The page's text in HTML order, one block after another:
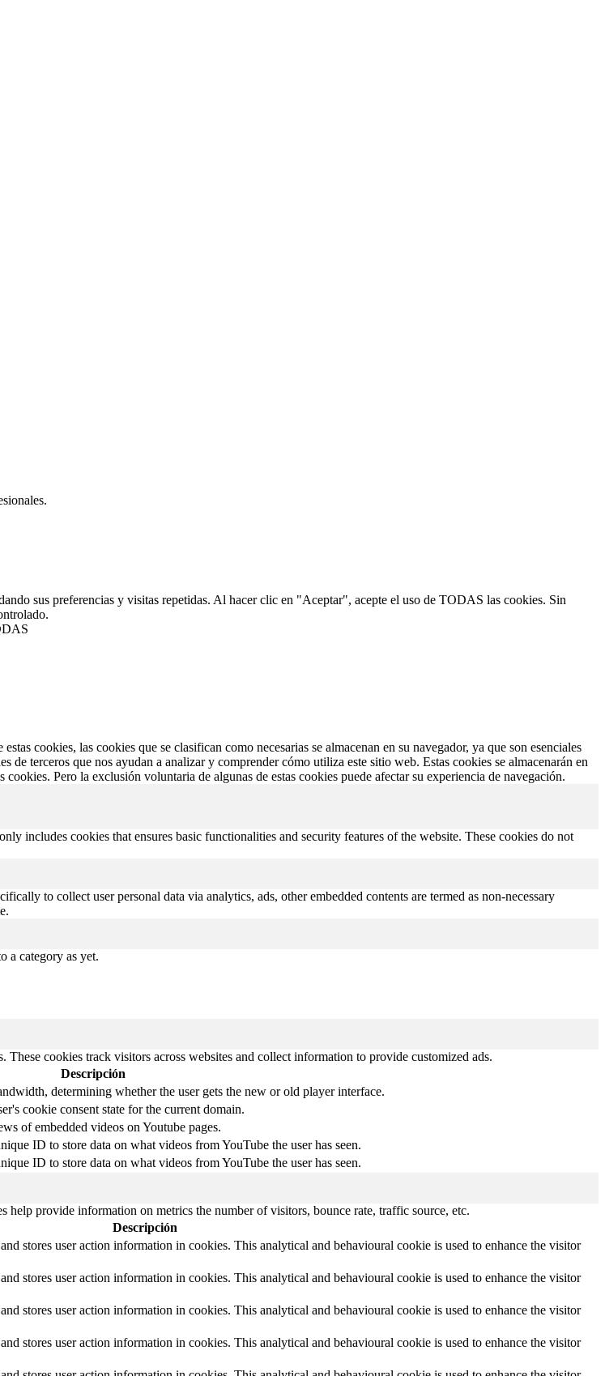
sus preferencias y visitas repetidas. Al hacer clic en "Aceptar", acepte el uso de TODAS las cookies. Sin
cookies, las cookies que se clasifican como necesarias se almacenan en su navegador, ya que son esenciales
terceros que nos ayudan a analizar y comprender cómo utiliza este sitio web. Estas cookies se almacenarán en
Pero la exclusión voluntaria de algunas de estas cookies puede afectar su experiencia de navegación.
includes cookies that ensures basic functionalities and security features of the website. These cookies do not
to collect user personal data via analytics, ads, other embedded contents are termed as non-necessary
a category as yet.
cookies track visitors across websites and collect information to provide customized ads.
Descripción
determining whether the user gets the new or old player interface.
cookie consent state for the current domain.
of embedded videos on Youtube pages.
ID to store data on what videos from YouTube the user has seen.
ID to store data on what videos from YouTube the user has seen.
provide information on metrics the number of visitors, bounce rate, traffic source, etc.
Descripción
stores user action information in cookies. This analytical and behavioural cookie is used to enhance the visitor
stores user action information in cookies. This analytical and behavioural cookie is used to enhance the visitor
stores user action information in cookies. This analytical and behavioural cookie is used to enhance the visitor
stores user action information in cookies. This analytical and behavioural cookie is used to enhance the visitor